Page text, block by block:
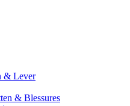
& Lever
& Blessures